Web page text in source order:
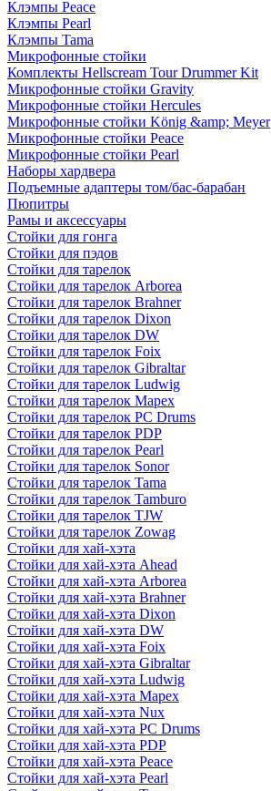
Клэмпы Peace
Клэмпы Pearl
Клэмпы Tama
Микрофонные стойки
Комплекты Hellscream Tour Drummer Kit
Микрофонные стойки Gravity
Микрофонные стойки Hercules
Микрофонные стойки König &amp; Meyer
Микрофонные стойки Peace
Микрофонные стойки Pearl
Наборы хардвера
Подъемные адаптеры том/бас-барабан
Пюпитры
Рамы и аксессуары
Стойки для гонга
Стойки для пэдов
Стойки для тарелок
Стойки для тарелок Arborea
Стойки для тарелок Brahner
Стойки для тарелок Dixon
Стойки для тарелок DW
Стойки для тарелок Foix
Стойки для тарелок Gibraltar
Стойки для тарелок Ludwig
Стойки для тарелок Mapex
Стойки для тарелок PC Drums
Стойки для тарелок PDP
Стойки для тарелок Pearl
Стойки для тарелок Sonor
Стойки для тарелок Tama
Стойки для тарелок Tamburo
Стойки для тарелок TJW
Стойки для тарелок Zowag
Стойки для хай-хэта
Стойки для хай-хэта Ahead
Стойки для хай-хэта Arborea
Стойки для хай-хэта Brahner
Стойки для хай-хэта Dixon
Стойки для хай-хэта DW
Стойки для хай-хэта Foix
Стойки для хай-хэта Gibraltar
Стойки для хай-хэта Ludwig
Стойки для хай-хэта Mapex
Стойки для хай-хэта Nux
Стойки для хай-хэта PC Drums
Стойки для хай-хэта PDP
Стойки для хай-хэта Peace
Стойки для хай-хэта Pearl